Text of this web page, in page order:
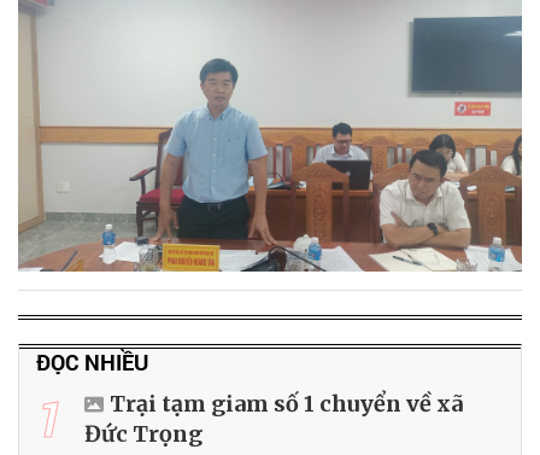
ĐỌC NHIỀU
1
Trại tạm giam số 1 chuyển về xã
Đức Trọng